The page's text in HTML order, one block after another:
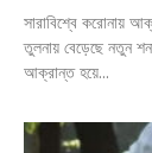
সারাবিশ্বে করোনায়
তুলনায় বেড়েছে নতুন
আক্রান্ত হয়ে...